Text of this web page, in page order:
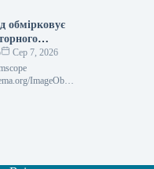
обмірковує
Сер 7, 2026
ImageObje